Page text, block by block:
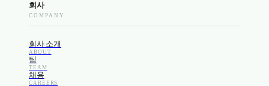
회사
COMPANY
회사 소개
ABOUT
팀
TEAM
채용
CAREERS